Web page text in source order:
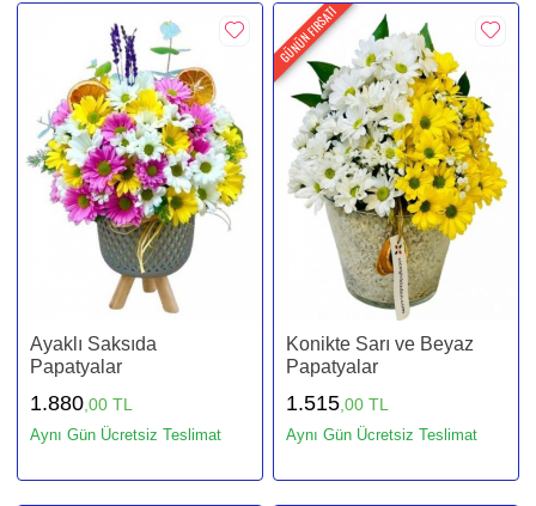
Ayaklı Saksıda
Papatyalar
1.880 ,00 TL
Aynı Gün Ücretsiz Teslimat
GÜNÜN FIRSATI
Konikte Sarı ve Beyaz
Papatyalar
1.515 ,00 TL
Aynı Gün Ücretsiz Teslimat